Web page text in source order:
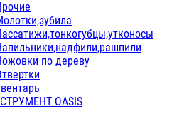
по дереву
OASIS